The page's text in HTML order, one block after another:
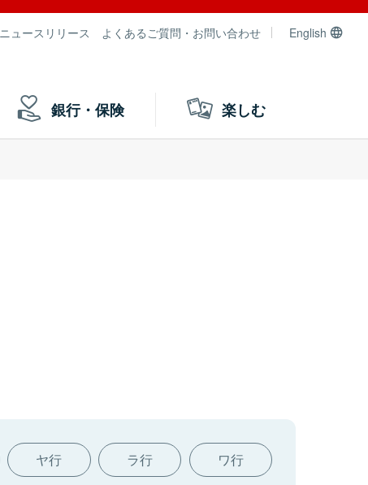
ニュースリリース よくあるご質問・お問い合わせ English
銀行・保険 楽しむ
ヤ行 ラ行 ワ行